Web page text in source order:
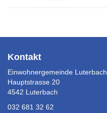
Kontakt
Einwohnergemeinde Luterbach
Hauptstrasse 20
4542 Luterbach
032 681 32 62